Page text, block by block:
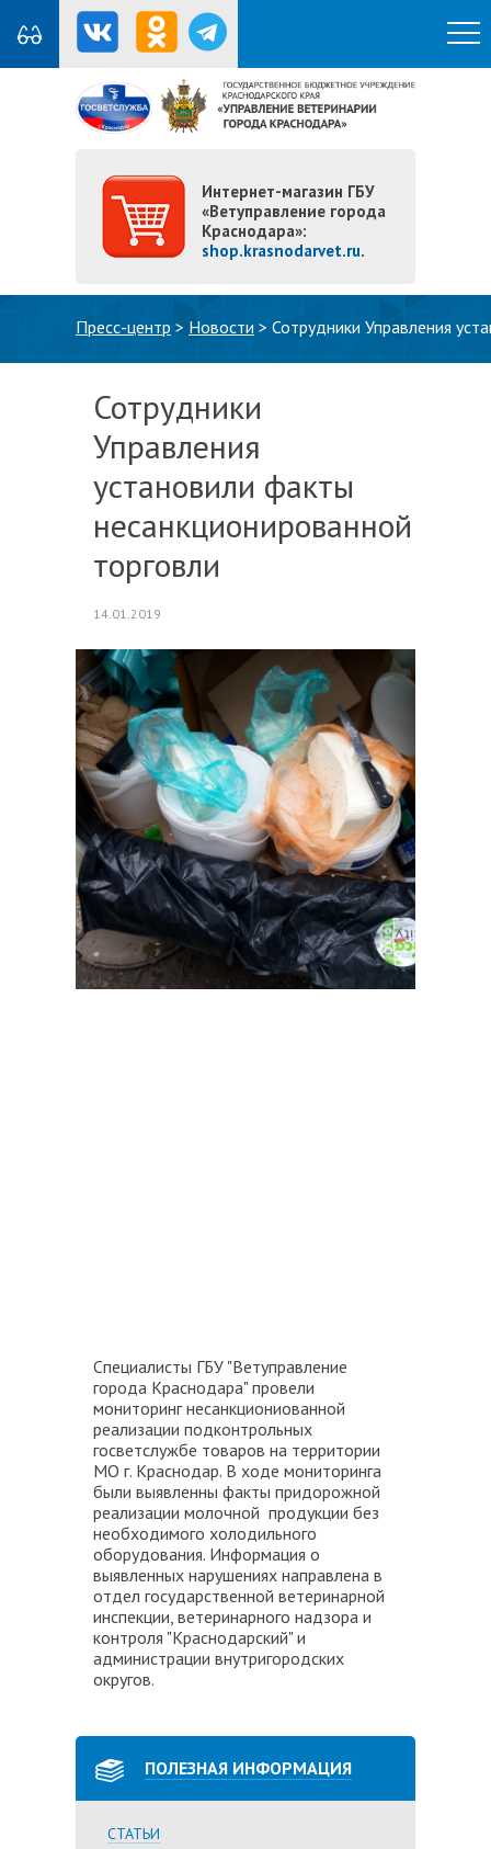
Интернет-магазин ГБУ
«Ветуправление города
Краснодара»:
shop.krasnodarvet.ru.
Пресс-центр > Новости > Сотрудники Управления
Сотрудники
Управления
установили факты
несанкционированной
торговли
14.01.2019
Специалисты ГБУ "Ветуправление
города Краснодара" провели
мониторинг несанкциониованной
реализации подконтрольных
госветслужбе товаров на территории
МО г. Краснодар. В ходе мониторинга
были выявленны факты придорожной
реализации молочной продукции без
необходимого холодильного
оборудования. Информация о
выявленных нарушениях направлена в
отдел государственной ветеринарной
инспекции, ветеринарного надзора и
контроля "Краснодарский" и
администрации внутригородских
округов.
ПОЛЕЗНАЯ ИНФОРМАЦИЯ
СТАТЬИ